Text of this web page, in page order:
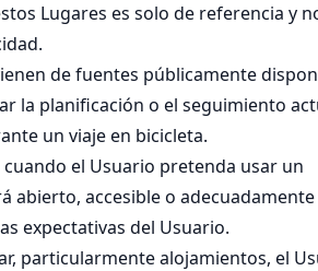
Lugares es solo de referencia y
de fuentes públicamente
la planificación o el seguimiento
un viaje en bicicleta.
el Usuario pretenda usar un
abierto, accesible o adecuadamente
expectativas del Usuario.
particularmente alojamientos, el